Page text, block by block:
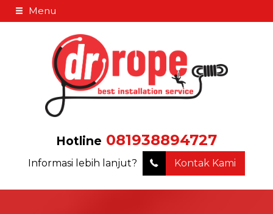
Menu
Hotline 081938894727
Informasi lebih lanjut? Kontak Kami